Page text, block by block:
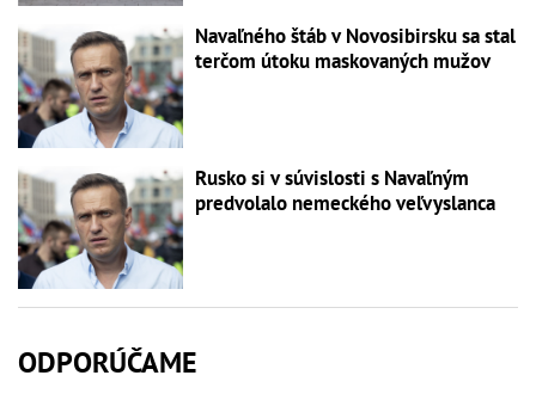
Navaľného štáb v Novosibirsku sa stal
terčom útoku maskovaných mužov
Rusko si v súvislosti s Navaľným
predvolalo nemeckého veľvyslanca
ODPORÚČAME